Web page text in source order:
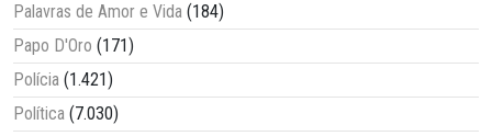
Palavras de Amor e Vida (184)
Papo D'Oro (171)
Polícia (1.421)
Política (7.030)